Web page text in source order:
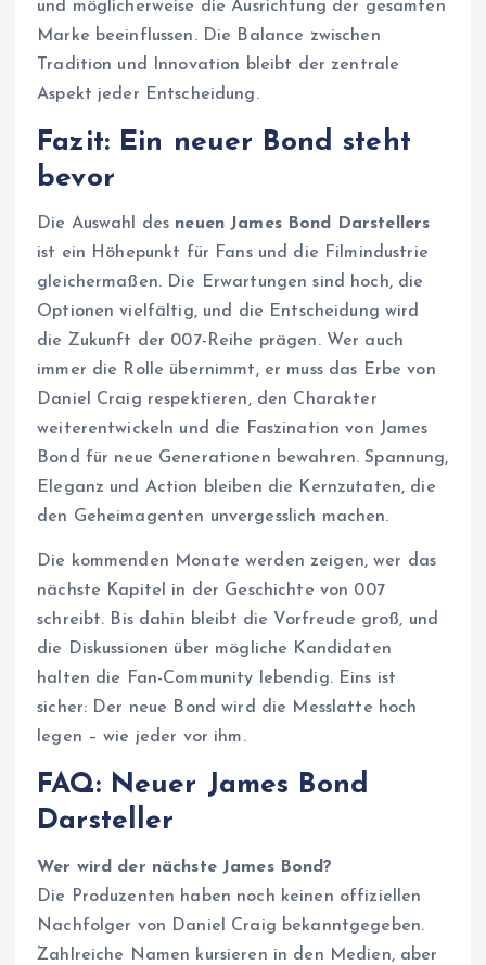
und möglicherweise die Ausrichtung der gesamten
Marke beeinflussen. Die Balance zwischen
Tradition und Innovation bleibt der zentrale
Aspekt jeder Entscheidung.
Fazit: Ein neuer Bond steht
bevor
Die Auswahl des neuen James Bond Darstellers
ist ein Höhepunkt für Fans und die Filmindustrie
gleichermaßen. Die Erwartungen sind hoch, die
Optionen vielfältig, und die Entscheidung wird
die Zukunft der 007-Reihe prägen. Wer auch
immer die Rolle übernimmt, er muss das Erbe von
Daniel Craig respektieren, den Charakter
weiterentwickeln und die Faszination von James
Bond für neue Generationen bewahren. Spannung,
Eleganz und Action bleiben die Kernzutaten, die
den Geheimagenten unvergesslich machen.
Die kommenden Monate werden zeigen, wer das
nächste Kapitel in der Geschichte von 007
schreibt. Bis dahin bleibt die Vorfreude groß, und
die Diskussionen über mögliche Kandidaten
halten die Fan-Community lebendig. Eins ist
sicher: Der neue Bond wird die Messlatte hoch
legen – wie jeder vor ihm.
FAQ: Neuer James Bond
Darsteller
Wer wird der nächste James Bond?
Die Produzenten haben noch keinen offiziellen
Nachfolger von Daniel Craig bekanntgegeben.
Zahlreiche Namen kursieren in den Medien, aber